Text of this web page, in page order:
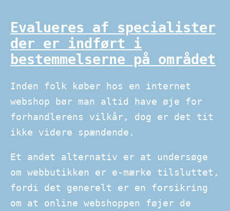
Evalueres af specialister
der er indført i
bestemmelserne på området
Inden folk køber hos en internet
webshop bør man altid have øje for
forhandlerens vilkår, dog er det tit
ikke videre spændende.
Et andet alternativ er at undersøge
om webbutikken er e-mærke tilsluttet,
fordi det generelt er en forsikring
om at online webshoppen føjer de